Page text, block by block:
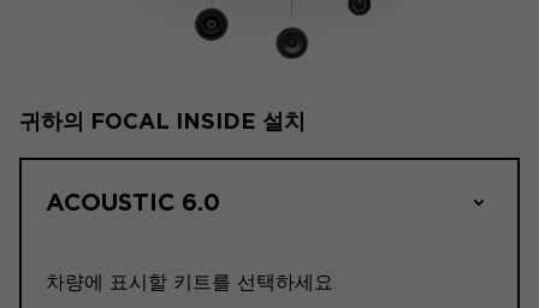
귀하의 FOCAL INSIDE 설치
ACOUSTIC 6.0
차량에 표시할 키트를 선택하세요.